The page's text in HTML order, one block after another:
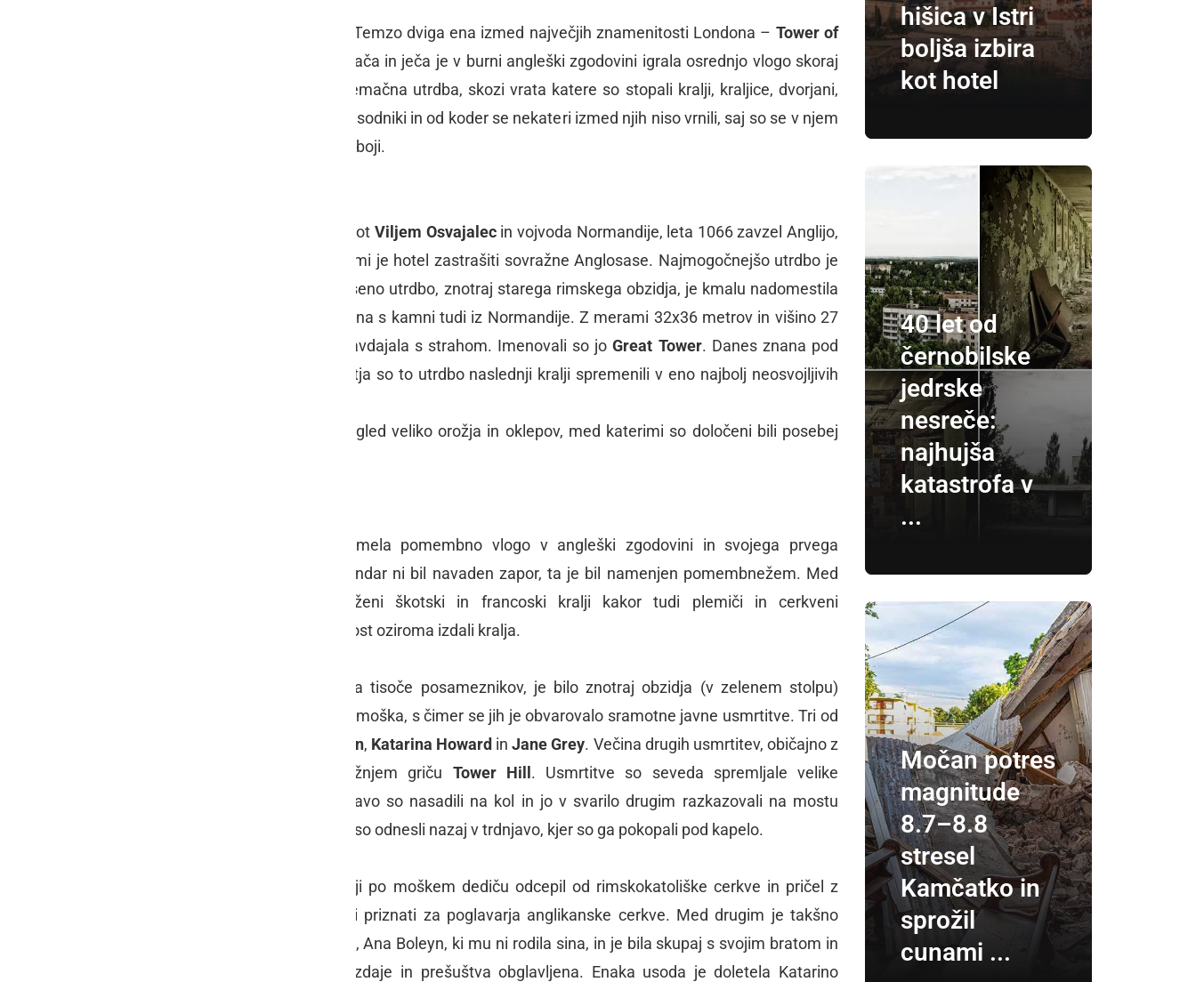
V vzhodnem delu Londona se nad Temzo dviga ena izmed največjih znamenitosti Londona – Tower of
. Ta veličastna trdnjava, palača in ječa je v burni angleški zgodovini igrala osrednjo vlogo skoraj
tisoč let. Znana je predvsem kot temačna utrdba, skozi vrata katere so stopali kralji, kraljice, dvorjani,
cerkveni dostojanstveniki, politiki in sodniki in od koder se nekateri izmed njih niso vrnili, saj so se v njem
dogajale tako usmrtitve kakor tudi uboji.
, znan tudi kot Viljem Osvajalecin vojvoda Normandije, leta 1066 zavzel Anglijo,
je zgradil številne gradove, s katerimi je hotel zastrašiti sovražne Anglosase. Najmogočnejšo utrdbo je
postavil ravno v Londonu. Sprva leseno utrdbo, znotraj starega rimskega obzidja, je kmalu nadomestila
velikanska kamnita zgradba, zgrajena s kamni tudi iz Normandije. Z merami 32x36 metrov in višino 27
metrov je tamkajšnje prebivalce navdajala s strahom. Imenovali so joGreat Tower. Danes znana pod
. Skozi stoletja so to utrdbo naslednji kralji spremenili v eno najbolj neosvojljivih
Danes v treh nadstropjih nudi na ogled veliko orožja in oklepov, med katerimi so določeni bili posebej
Londonska trdnjava je vseskozi imela pomembno vlogo v angleški zgodovini in svojega prvega
zapornika je sprejela leta 1100. Vendar ni bil navaden zapor, ta je bil namenjen pomembnežem. Med
uglednimi priporniki so bili poraženi škotski in francoski kralji kakor tudi plemiči in cerkveni
dostojanstveniki, ki so padli v nemilost oziroma izdali kralja.
Čeprav je bilo v trdnjavi zaprtih na tisoče posameznikov, je bilo znotraj obzidja (v zelenem stolpu)
obglavljenih samo pet žensk in dva moška, s čimer se jih je obvarovalo sramotne javne usmrtitve. Tri od
Ana Boleyn, Katarina Howard inJane Grey. Večina drugih usmrtitev, običajno z
obglavljenjem, je potekala na bližnjem griču Tower Hill . Usmrtitve so seveda spremljale velike
neukrotljive množice. Odsekano glavo so nasadili na kol in jo v svarilo drugim razkazovali na mostu
, brezglavo truplo pa so odnesli nazaj v trdnjavo, kjer so ga pokopali pod kapelo.
Henrik VIII. se je v svoji močni želji po moškem dediču odcepil od rimskokatoliške cerkve in pričel z
usmrtitvami vseh, ki ga niso hoteli priznati za poglavarja anglikanske cerkve. Med drugim je takšno
usodo doživela njegova druga žena, Ana Boleyn, ki mu ni rodila sina, in je bila skupaj s svojim bratom in
štirimi drugimi zaradi domnevne izdaje in prešuštva obglavljena. Enaka usoda je doletela Katarino
hišica v Istri
boljša izbira
kot hotel
40 let od
černobilske
jedrske
nesreče:
najhujša
katastrofa v
...
Močan potres
magnitude
8.7–8.8
stresel
Kamčatko in
sprožil
cunami ...